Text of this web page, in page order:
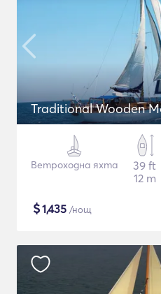
Traditional Wooden
Ветроходна яхта
39 ft
12 m
$1,435 /нощ